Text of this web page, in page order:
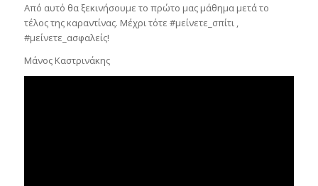
Από αυτό θα ξεκινήσουμε το πρώτο μας μάθημα μετά το
τέλος της καραντίνας. Μέχρι τότε #μείνετε_σπίτι ,
#μείνετε_ασφαλείς!
Μάνος Καστρινάκης